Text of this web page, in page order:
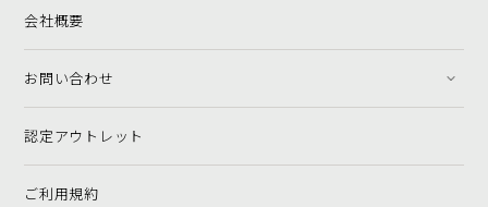
会社概要
お問い合わせ
認定アウトレット
ご利用規約